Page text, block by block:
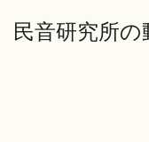
民音研究所